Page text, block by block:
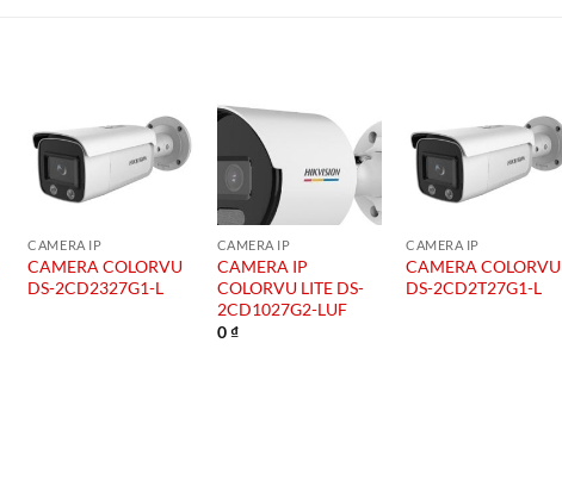
CAMERA IP
CAMERA COLORVU
DS-2CD2327G1-L
CAMERA IP
CAMERA IP
COLORVU LITE DS-
2CD1027G2-LUF
0₫
CAMERA IP
CAMERA COLORVU
DS-2CD2T27G1-L